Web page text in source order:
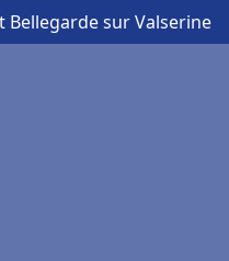
Bellegarde sur Valserine